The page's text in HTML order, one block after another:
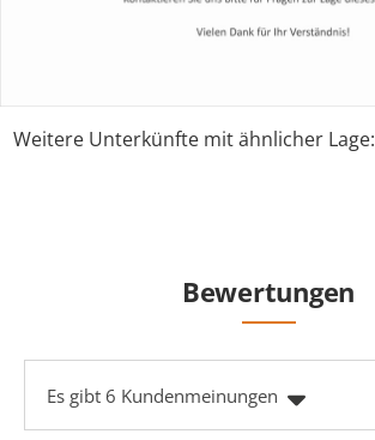
Weitere Unterkünfte mit ähnlicher Lage:
Bewertungen
Es gibt 6 Kundenmeinungen